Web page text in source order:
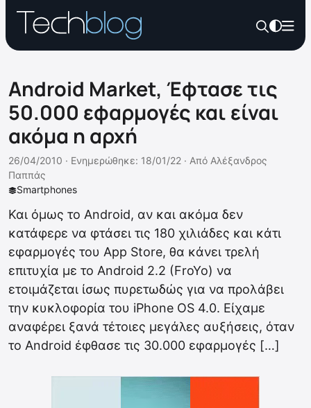
Android Market, Έφτασε τις
50.000 εφαρμογές και είναι
ακόμα η αρχή
Smartphones
26/04/2010 · Ενημερώθηκε: 18/01/22 · Από Αλέξανδρος
Παππάς
Και όμως το Android, αν και ακόμα δεν
κατάφερε να φτάσει τις 180 χιλιάδες και κάτι
εφαρμογές του App Store, θα κάνει τρελή
επιτυχία με το Android 2.2 (FroYo) να
ετοιμάζεται ίσως πυρετωδώς για να προλάβει
την κυκλοφορία του iPhone OS 4.0. Είχαμε
αναφέρει ξανά τέτοιες μεγάλες αυξήσεις, όταν
το Android έφθασε τις 30.000 εφαρμογές […]